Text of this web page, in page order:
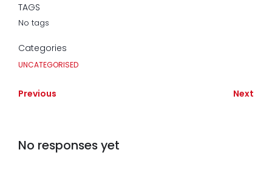
TAGS
No tags
Categories
UNCATEGORISED
Previous Next
No responses yet